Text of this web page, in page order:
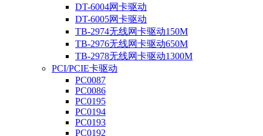
DT-6004网卡驱动
DT-6005网卡驱动
TB-2974无线网卡驱动150M
TB-2976无线网卡驱动650M
TB-2978无线网卡驱动1300M
PCI/PCIE卡驱动
PC0087
PC0086
PC0195
PC0194
PC0193
PC0192